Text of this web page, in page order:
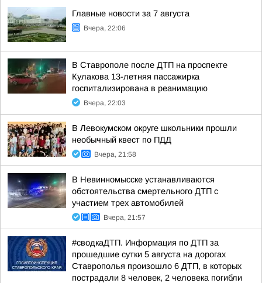
Главные новости за 7 августа
Вчера, 22:06
В Ставрополе после ДТП на проспекте
Кулакова 13-летняя пассажирка
госпитализирована в реанимацию
Вчера, 22:03
В Левокумском округе школьники прошли
необычный квест по ПДД
Вчера, 21:58
В Невинномысске устанавливаются
обстоятельства смертельного ДТП с
участием трех автомобилей
Вчера, 21:57
#сводкаДТП. Информация по ДТП за
прошедшие сутки 5 августа на дорогах
Ставрополья произошло 6 ДТП, в которых
пострадали 8 человек, 2 человека погибли